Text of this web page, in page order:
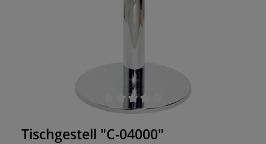
Durchschnittliche Bewertung von 0 von 5 Sternen
Tischgestell "C-04000"